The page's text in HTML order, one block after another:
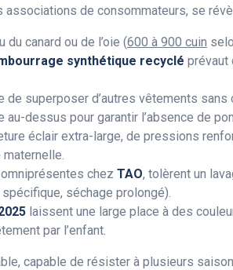
de consommateurs, se
du canard ou de l’oie (600 à 900 cuin
synthétique recyclé prévaut
de superposer d’autres vêtements
dessus pour garantir l’absence de
éclair extra-large, de pressions
maternelle.
chez TAO, tolèrent un
séchage prolongé).
laissent une large place à des
par l’enfant.
capable de résister à plusieurs